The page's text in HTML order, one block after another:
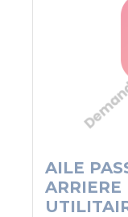
AILE
ARRIERE